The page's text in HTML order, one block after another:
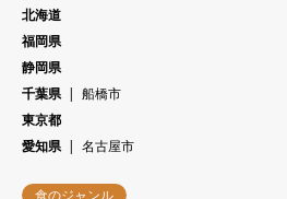
北海道
福岡県
静岡県
千葉県
船橋市
東京都
愛知県
名古屋市